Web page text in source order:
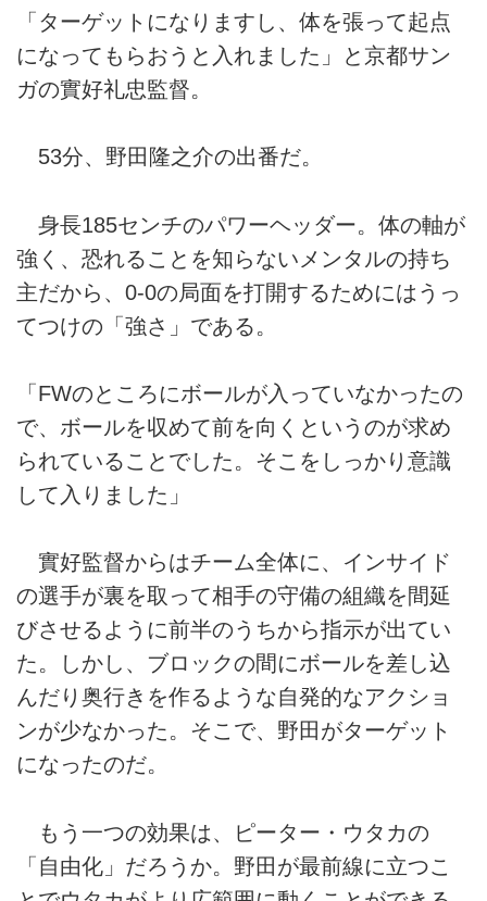
「ターゲットになりますし、体を張って起点
になってもらおうと入れました」と京都サン
ガの實好礼忠監督。
53分、野田隆之介の出番だ。
身長185センチのパワーヘッダー。体の軸が
強く、恐れることを知らないメンタルの持ち
主だから、0-0の局面を打開するためにはうっ
てつけの「強さ」である。
「FWのところにボールが入っていなかったの
で、ボールを収めて前を向くというのが求め
られていることでした。そこをしっかり意識
して入りました」
實好監督からはチーム全体に、インサイド
の選手が裏を取って相手の守備の組織を間延
びさせるように前半のうちから指示が出てい
た。しかし、ブロックの間にボールを差し込
んだり奥行きを作るような自発的なアクショ
ンが少なかった。そこで、野田がターゲット
になったのだ。
もう一つの効果は、ピーター・ウタカの
「自由化」だろうか。野田が最前線に立つこ